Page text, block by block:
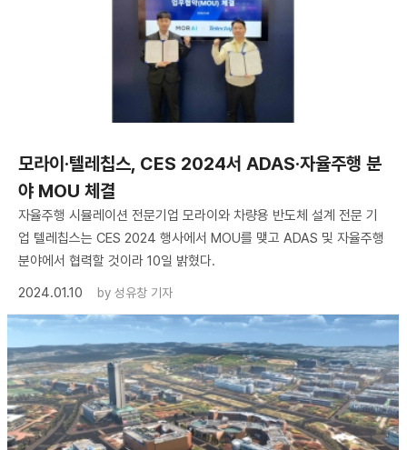
모라이·텔레칩스, CES 2024서 ADAS·자율주행 분
야 MOU 체결
자율주행 시뮬레이션 전문기업 모라이와 차량용 반도체 설계 전문 기
업 텔레칩스는 CES 2024 행사에서 MOU를 맺고 ADAS 및 자율주행
분야에서 협력할 것이라 10일 밝혔다.
2024.01.10
by 성유창 기자